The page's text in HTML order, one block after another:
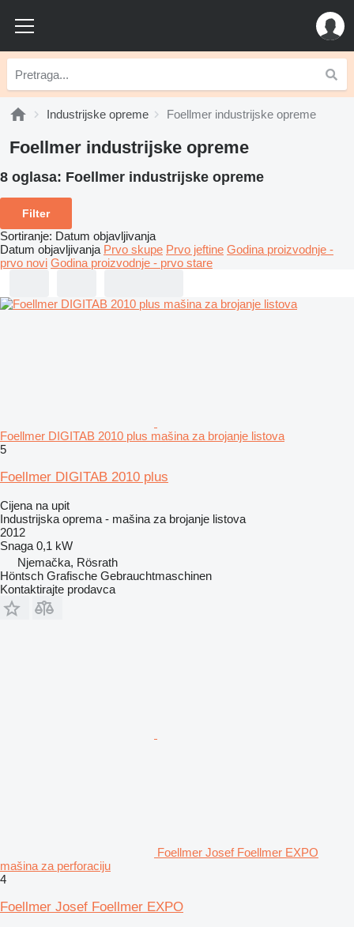
Industrijske opreme Foellmer industrijske opreme
Foellmer industrijske opreme
8 oglasa: Foellmer industrijske opreme
Filter
Sortiranje: Datum objavljivanja
Datum objavljivanja Prvo skupe Prvo jeftine Godina proizvodnje -
prvo novi Godina proizvodnje - prvo stare
Foellmer DIGITAB 2010 plus mašina za brojanje listova
5
Foellmer DIGITAB 2010 plus
Cijena na upit
Industrijska oprema - mašina za brojanje listova
2012
Snaga 0,1 kW
Njemačka, Rösrath
Höntsch Grafische Gebrauchtmaschinen
Kontaktirajte prodavca
Foellmer Josef Foellmer EXPO
mašina za perforaciju
4
Foellmer Josef Foellmer EXPO